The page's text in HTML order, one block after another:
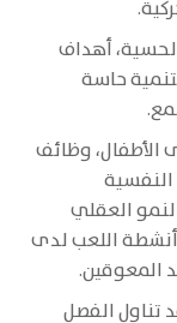
أهداف
حاسة
الأطفال، وظائف
النفسية
العقلي
أنشطة اللعب لدى
المعوقين.
تناول الفصل